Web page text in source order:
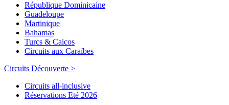
République Dominicaine
Guadeloupe
Martinique
Bahamas
Turcs & Caicos
Circuits aux Caraïbes
Circuits Découverte >
Circuits all-inclusive
Réservations Eté 2026